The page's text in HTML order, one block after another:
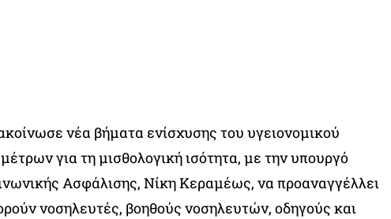
νέα βήματα ενίσχυσης του υγειονομικού
για τη μισθολογική ισότητα, με την υπουργό
Ασφάλισης, Νίκη Κεραμέως, να προαναγγέλλει
νοσηλευτές, βοηθούς νοσηλευτών, οδηγούς και